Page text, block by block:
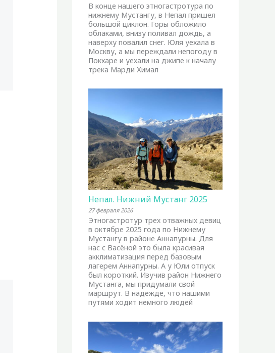
В конце нашего этногастротура по
нижнему Мустангу, в Непал пришел
большой циклон. Горы обложило
облаками, внизу поливал дождь, а
наверху повалил снег. Юля уехала в
Москву, а мы переждали непогоду в
Покхаре и уехали на джипе к началу
трека Марди Химал
Непал. Нижний Мустанг 2025
27 февраля 2026
Этногастротур трех отважных девиц
в октябре 2025 года по Нижнему
Мустангу в районе Аннапурны. Для
нас с Васёной это была красивая
акклиматизация перед базовым
лагерем Аннапурны. А у Юли отпуск
был короткий. Изучив район Нижнего
Мустанга, мы придумали свой
маршрут. В надежде, что нашими
путями ходит немного людей